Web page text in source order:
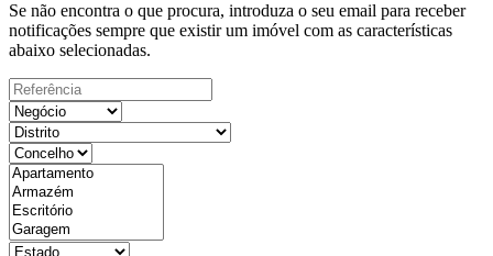
Se não encontra o que procura, introduza o seu email para receber
notificações sempre que existir um imóvel com as características
abaixo selecionadas.